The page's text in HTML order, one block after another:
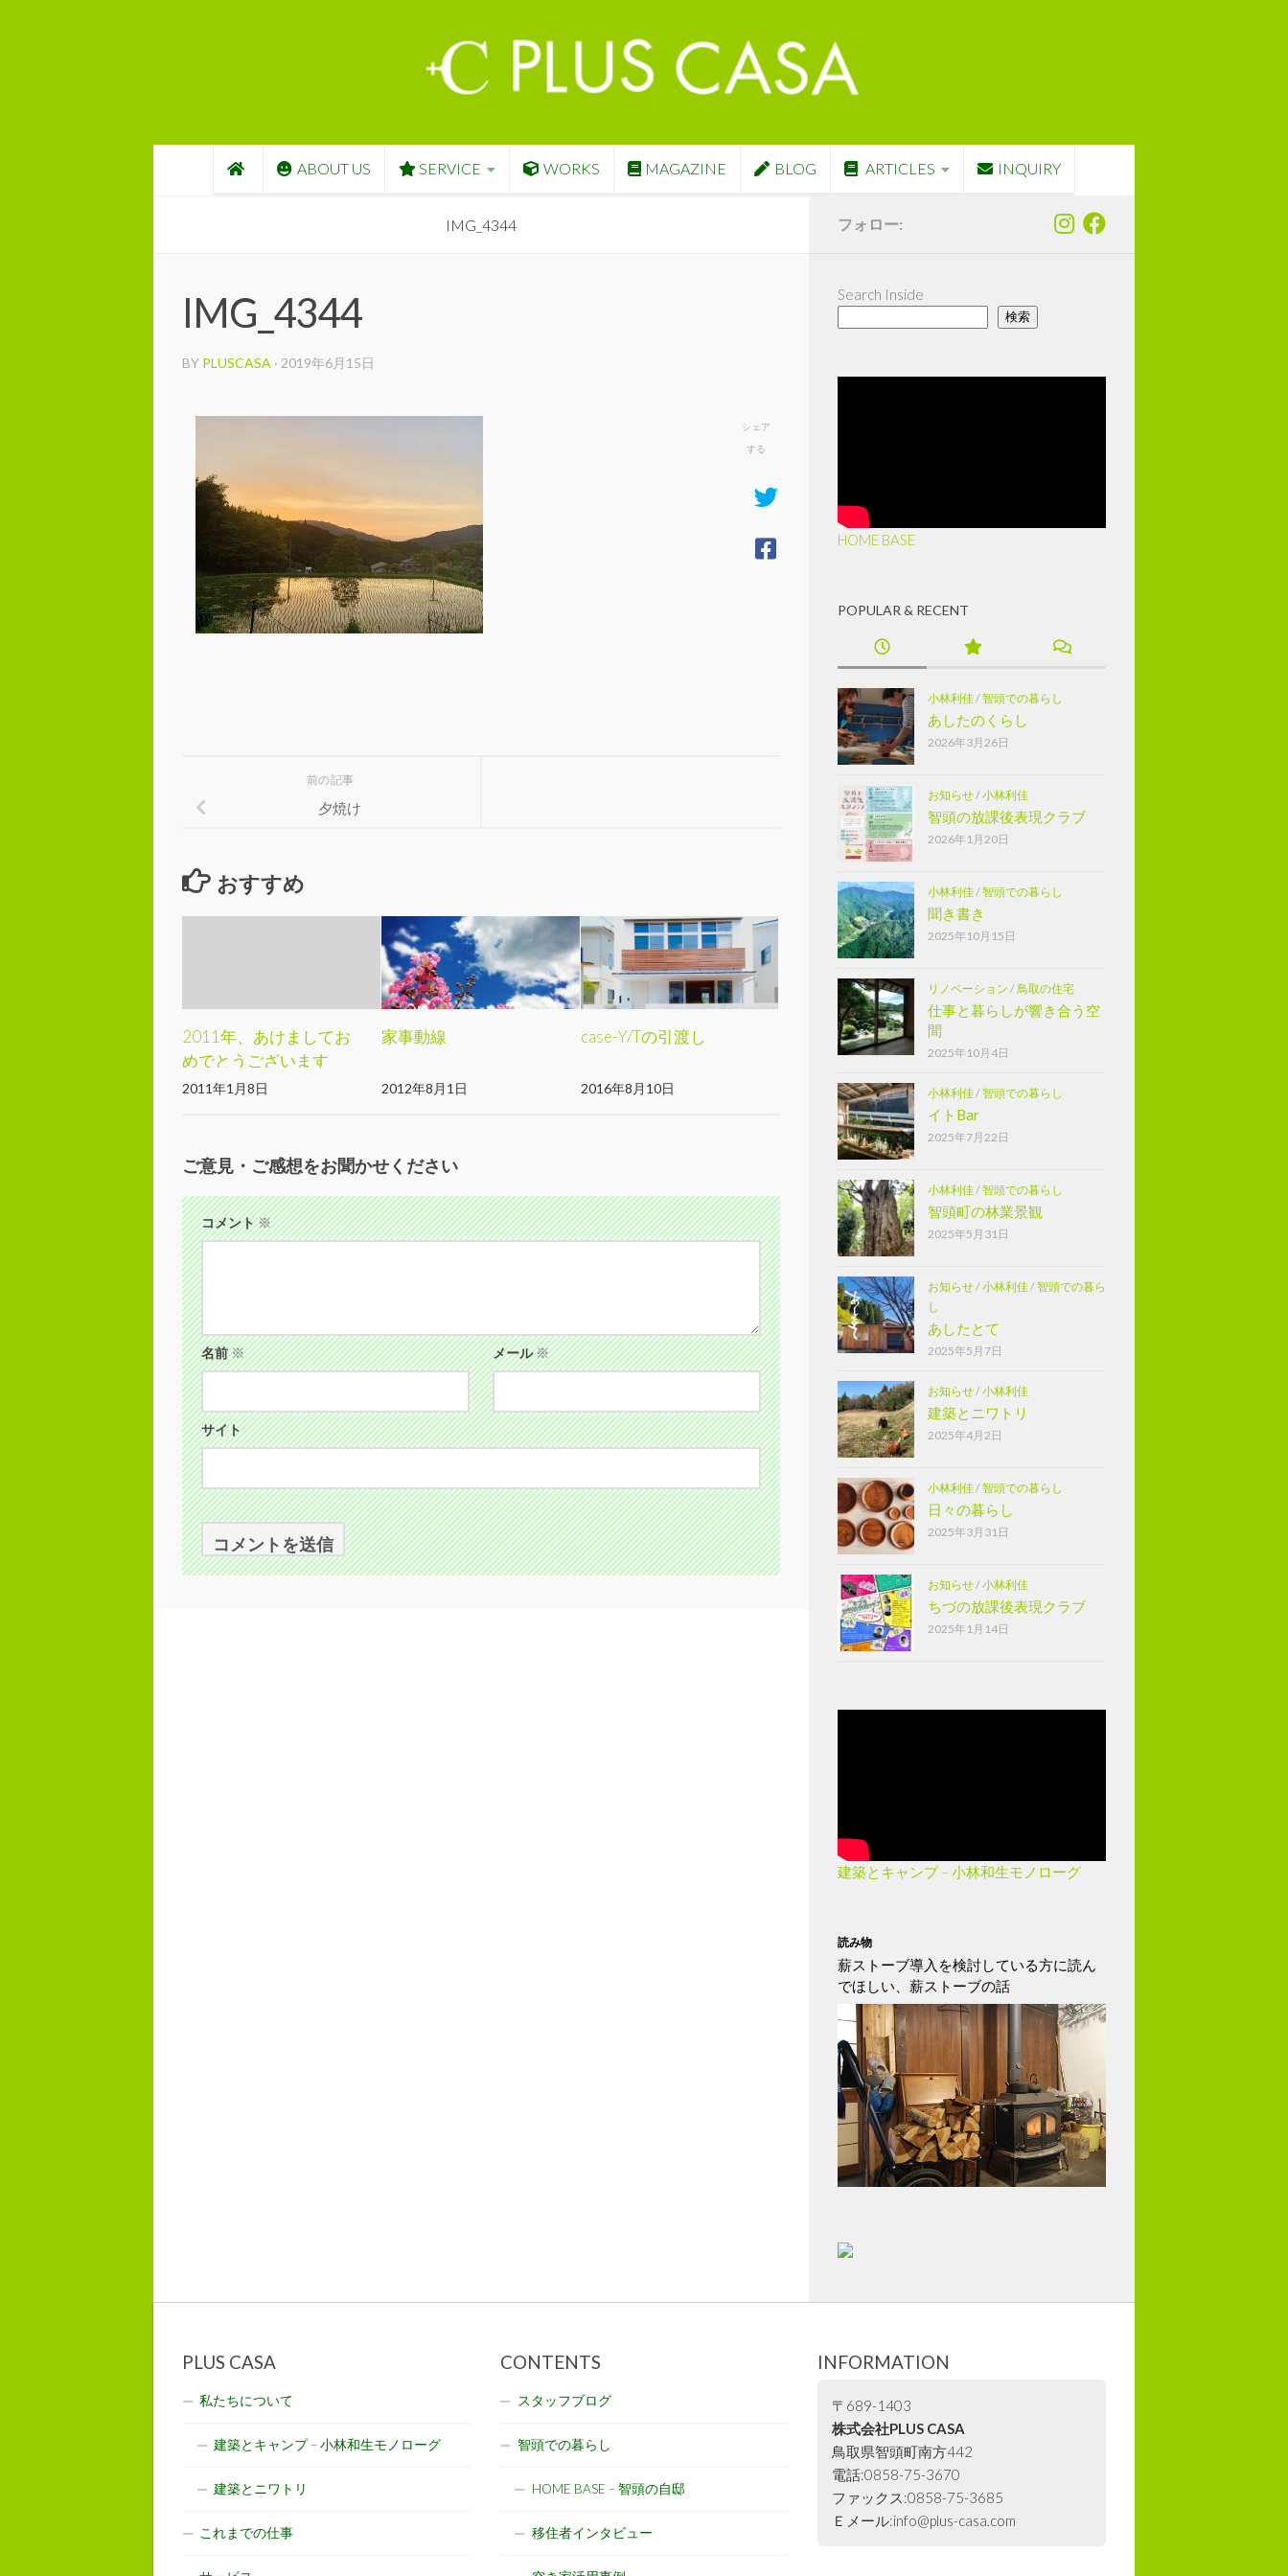
ABOUT US SERVICE WORKS MAGAZINE BLOG ARTICLES INQUIRY
IMG_4344
IMG_4344
BY PLUSCASA · 2019年6月15日
シェア
する
前の記事
夕焼け
おすすめ
2011年、あけましてお
めでとうございます
2011年1月8日
家事動線
2012年8月1日
case-Y/Tの引渡し
2016年8月10日
ご意見・ご感想をお聞かせください
コメント※
名前※ メール※
サイト
フォロー:
Search Inside
検索
HOME BASE
POPULAR & RECENT
小林利佳/智頭での暮らし
あしたのくらし
2026年3月26日
お知らせ/小林利佳
智頭の放課後表現クラブ
2026年1月20日
小林利佳/智頭での暮らし
聞き書き
2025年10月15日
リノベーション / 鳥取の住宅
仕事と暮らしが響き合う空
間
2025年10月4日
小林利佳/智頭での暮らし
イトBar
2025年7月22日
小林利佳/智頭での暮らし
智頭町の林業景観
2025年5月31日
お知らせ/小林利佳/智頭での暮ら
し
あしたとて
2025年5月7日
お知らせ/小林利佳
建築とニワトリ
2025年4月2日
小林利佳/智頭での暮らし
日々の暮らし
2025年3月31日
お知らせ/小林利佳
ちづの放課後表現クラブ
2025年1月14日
建築とキャンプ – 小林和生モノローグ
読み物
薪ストーブ導入を検討している方に読ん
でほしい、薪ストーブの話
PLUS CASA
私たちについて
建築とキャンプ – 小林和生モノローグ
建築とニワトリ
これまでの仕事
CONTENTS
スタッフブログ
智頭での暮らし
HOME BASE – 智頭の自邸
移住者インタビュー
INFORMATION
〒689-1403
株式会社PLUS CASA
鳥取県智頭町南方442
電話:0858-75-3670
ファックス:0858-75-3685
Ｅメール:info@plus-casa.com